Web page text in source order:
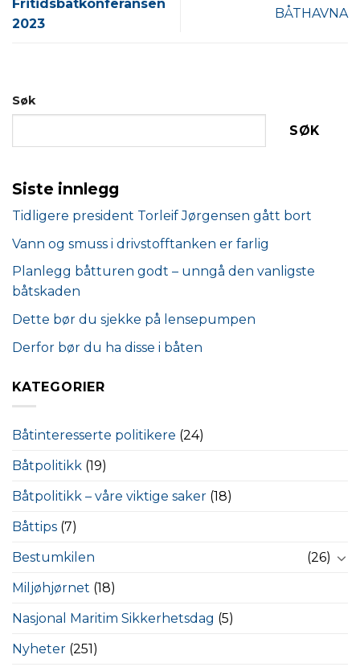
Fritidsbåtkonferansen
2023
BÅTHAVNA
Søk
SØK
Siste innlegg
Tidligere president Torleif Jørgensen gått bort
Vann og smuss i drivstofftanken er farlig
Planlegg båtturen godt – unngå den vanligste
båtskaden
Dette bør du sjekke på lensepumpen
Derfor bør du ha disse i båten
KATEGORIER
Båtinteresserte politikere (24)
Båtpolitikk (19)
Båtpolitikk – våre viktige saker (18)
Båttips (7)
Bestumkilen
(26)
Miljøhjørnet (18)
Nasjonal Maritim Sikkerhetsdag (5)
Nyheter (251)